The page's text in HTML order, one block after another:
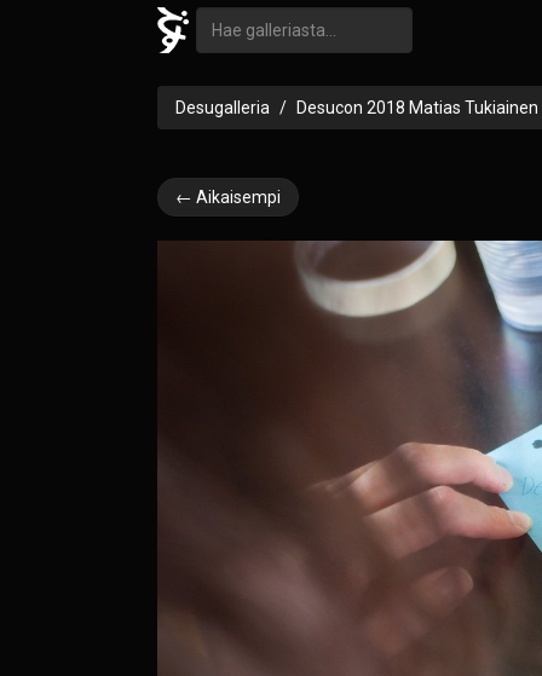
Desugalleria Desucon 2018 Matias Tukiainen
← Aikaisempi